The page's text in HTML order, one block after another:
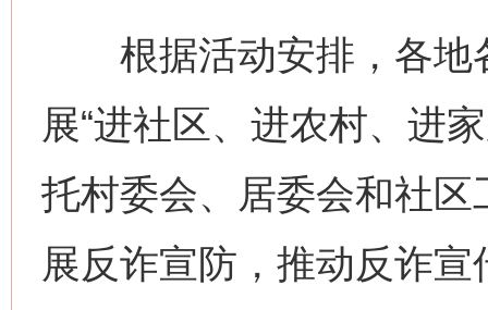
根据活动安排，各地
展“进社区、进农村、进
托村委会、居委会和社
展反诈宣防，推动反诈